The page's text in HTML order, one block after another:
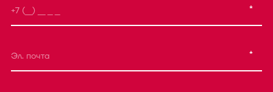
*
*